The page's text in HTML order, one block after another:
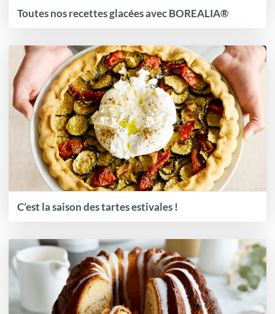
Toutes nos recettes glacées avec BOREALIA®
C’est la saison des tartes estivales !